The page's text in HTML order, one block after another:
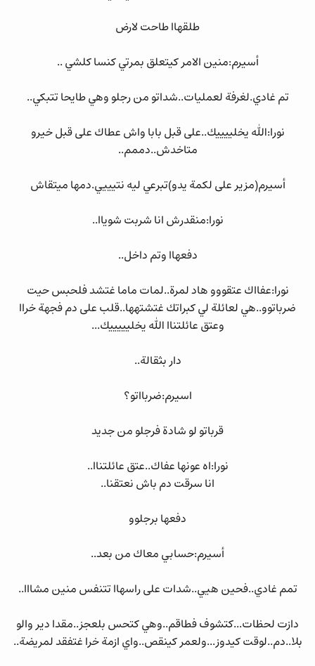
طلقهاا طاحت لارض
أسيرم:منين الامر كيتعلق بمرتي كنسا كلشي ..
تم غادي.لغرفة لعمليات..شداتو من رجلو وهي طايحا تتبكي..
نورا:الله يخلييييك..على قبل بابا واش عطاك على قبل خيرو
متاخدش..دممم..
أسيرم(مزير على لكمة يدو)تبرعي ليه نتيييي.دمها ميتقاش
نورا:منقدرش انا شربت شوياا..
دفعهاا وتم داخل..
نورا:عفااك عتقووو هاد لمرة..لمات ماما غتشد فلحبس حيت
ضرباتوو..هي لعائلة لي كبراتك غتشتهها..قلب على دم فجهة خراا
وعتق عائلتناا الله يخليييييك...
دار بثقالة..
اسيرم:ضربااتو؟
قرباتو لو شادة فرجلو من جديد
نورا:اه عونها عفاك..عتق عائلتناا..
انا سرقت دم باش نعتقنا..
دفعها برجلوو
أسيرم:حسابي معاك من بعد..
تمم غادي..فحين هيي..شدات على راسهاا تتنفس منين مشااا..
دازت لحظات...كتشوف فطاقم..وهي كتحس بلعجز..مقدا دير والو
بلا..دم..لوقت كيدوز...ولعمر كينقص..واي ازمة خرا غتفقد لمريضة..